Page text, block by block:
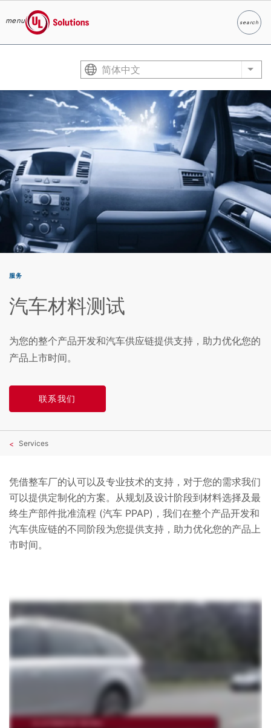
menu
UL Solutions
searchSearch
简体中文 List
服务
汽车材料测试
为您的整个产品开发和汽车供应链提供支持，助力优化您的
产品上市时间。
联系我们
Services
凭借整车厂的认可以及专业技术的支持，对于您的需求我们
可以提供定制化的方案。从规划及设计阶段到材料选择及最
终生产部件批准流程 (汽车 PPAP)，我们在整个产品开发和
汽车供应链的不同阶段为您提供支持，助力优化您的产品上
市时间。